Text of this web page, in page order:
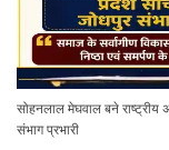
सोहनलाल मेघवाल बने
संभाग प्रभारी